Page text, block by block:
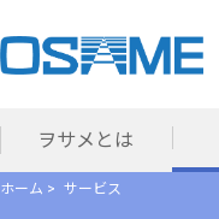
ヲサメとは
ホーム サービス